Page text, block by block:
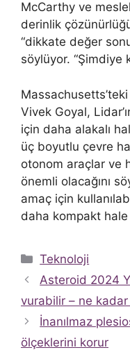
McCarthy ve
derinlik
“dikkate değer
söylüyor. “Şimdiye
Vivek Goyal,
için daha alakalı
üç boyutlu çevre
otonom araçlar ve
önemli olacağını
amaç için
daha kompakt
Kategoriler
Teknoloji
Asteroid 2024
vurabilir – ne
İnanılmaz
ölçeklerini korur